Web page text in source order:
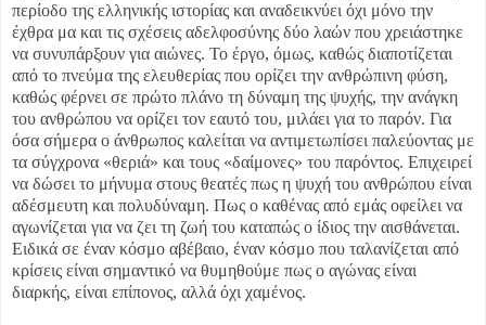
περίοδο της ελληνικής ιστορίας και αναδεικνύει όχι μόνο την
έχθρα μα και τις σχέσεις αδελφοσύνης δύο λαών που χρειάστηκε
να συνυπάρξουν για αιώνες. Το έργο, όμως, καθώς διαποτίζεται
από το πνεύμα της ελευθερίας που ορίζει την ανθρώπινη φύση,
καθώς φέρνει σε πρώτο πλάνο τη δύναμη της ψυχής, την ανάγκη
του ανθρώπου να ορίζει τον εαυτό του, μιλάει για το παρόν. Για
όσα σήμερα ο άνθρωπος καλείται να αντιμετωπίσει παλεύοντας με
τα σύγχρονα «θεριά» και τους «δαίμονες» του παρόντος. Επιχειρεί
να δώσει το μήνυμα στους θεατές πως η ψυχή του ανθρώπου είναι
αδέσμευτη και πολυδύναμη. Πως ο καθένας από εμάς οφείλει να
αγωνίζεται για να ζει τη ζωή του καταπώς ο ίδιος την αισθάνεται.
Ειδικά σε έναν κόσμο αβέβαιο, έναν κόσμο που ταλανίζεται από
κρίσεις είναι σημαντικό να θυμηθούμε πως ο αγώνας είναι
διαρκής, είναι επίπονος, αλλά όχι χαμένος.